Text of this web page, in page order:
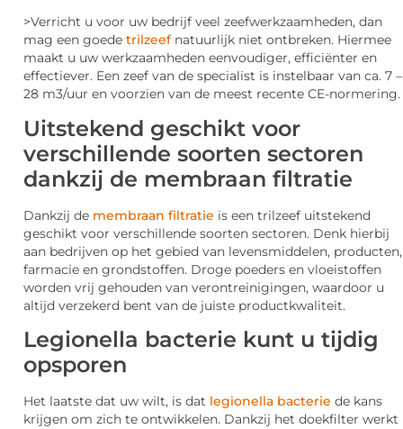
>Verricht u voor uw bedrijf veel zeefwerkzaamheden, dan
mag een goede trilzeefnatuurlijk niet ontbreken. Hiermee
maakt u uw werkzaamheden eenvoudiger, efficiënter en
effectiever. Een zeef van de specialist is instelbaar van ca. 7 –
28 m3/uur en voorzien van de meest recente CE-normering.
Uitstekend geschikt voor
verschillende soorten sectoren
dankzij de membraan filtratie
Dankzij de membraan filtratie is een trilzeef uitstekend
geschikt voor verschillende soorten sectoren. Denk hierbij
aan bedrijven op het gebied van levensmiddelen, producten,
farmacie en grondstoffen. Droge poeders en vloeistoffen
worden vrij gehouden van verontreinigingen, waardoor u
altijd verzekerd bent van de juiste productkwaliteit.
Legionella bacterie kunt u tijdig
opsporen
Het laatste dat uw wilt, is dat legionella bacterie de kans
krijgen om zich te ontwikkelen. Dankzij het doekfilter werkt